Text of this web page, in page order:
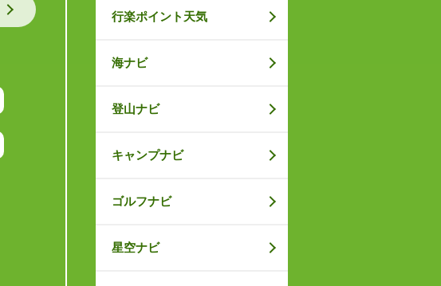
行楽ポイント天気
海ナビ
登山ナビ
キャンプナビ
ゴルフナビ
星空ナビ